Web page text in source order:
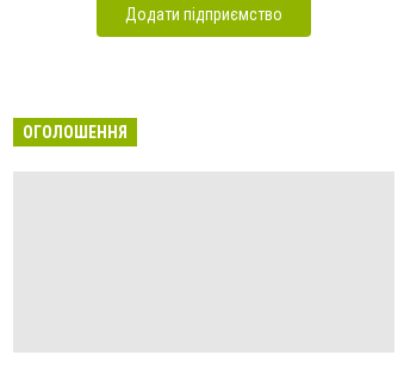
Додати підприємство
ОГОЛОШЕННЯ